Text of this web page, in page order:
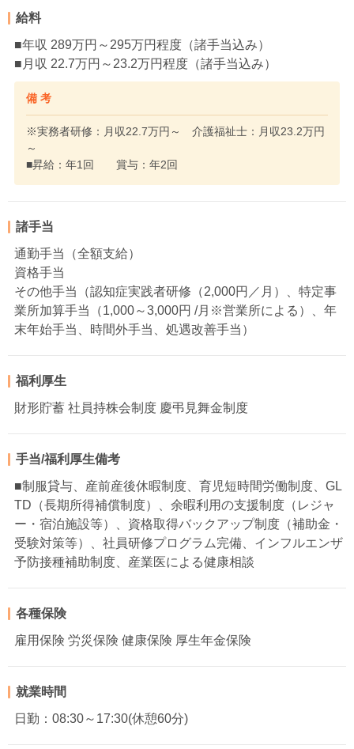
給料
■年収 289万円～295万円程度（諸手当込み）
■月収 22.7万円～23.2万円程度（諸手当込み）
備 考
※実務者研修：月収22.7万円～ 介護福祉士：月収23.2万円
～
■昇給：年1回 賞与：年2回
諸手当
通勤手当（全額支給）
資格手当
その他手当（認知症実践者研修（2,000円／月）、特定事
業所加算手当（1,000～3,000円 /月※営業所による）、年
末年始手当、時間外手当、処遇改善手当）
福利厚生
財形貯蓄 社員持株会制度 慶弔見舞金制度
手当/福利厚生備考
■制服貸与、産前産後休暇制度、育児短時間労働制度、GL
TD（長期所得補償制度）、余暇利用の支援制度（レジャ
ー・宿泊施設等）、資格取得バックアップ制度（補助金・
受験対策等）、社員研修プログラム完備、インフルエンザ
予防接種補助制度、産業医による健康相談
各種保険
雇用保険 労災保険 健康保険 厚生年金保険
就業時間
日勤：08:30～17:30(休憩60分)